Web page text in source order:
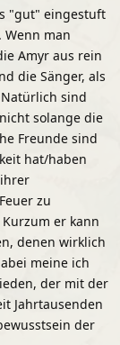
"gut" eingestuft
man
Amyr aus rein
die Sänger, als
sind
solange die
Freunde sind
hat/haben
zu
er kann
denen wirklich
meine ich
der mit der
Jahrtausenden
der